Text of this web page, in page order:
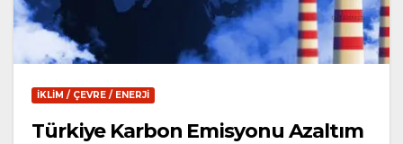
İKLIM / ÇEVRE / ENERJI
Türkiye Karbon Emisyonu Azaltım